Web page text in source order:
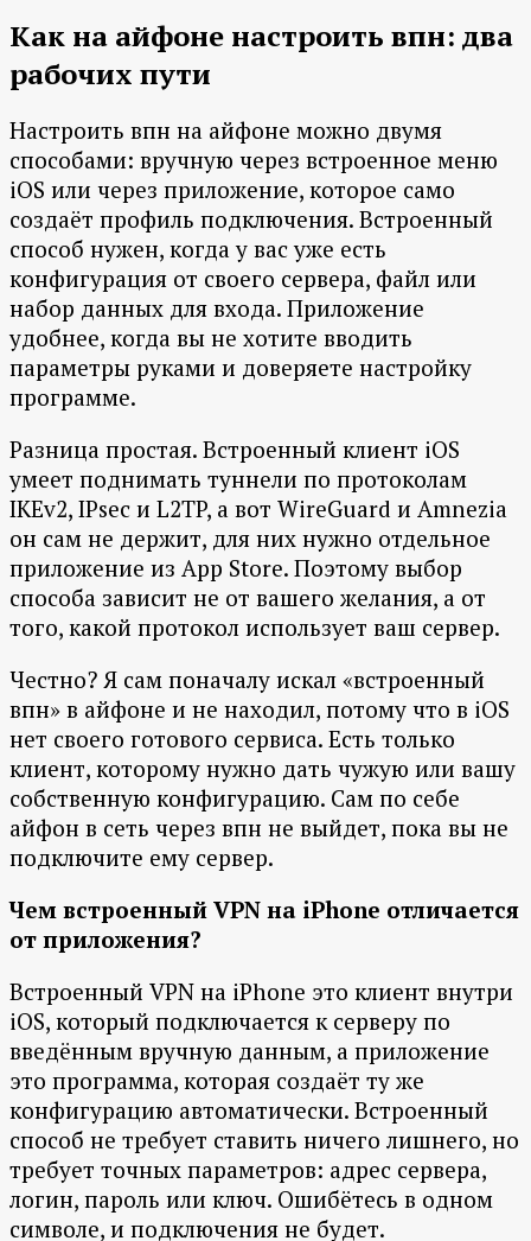
Как на айфоне настроить впн: два
рабочих пути
Настроить впн на айфоне можно двумя
способами: вручную через встроенное меню
iOS или через приложение, которое само
создаёт профиль подключения. Встроенный
способ нужен, когда у вас уже есть
конфигурация от своего сервера, файл или
набор данных для входа. Приложение
удобнее, когда вы не хотите вводить
параметры руками и доверяете настройку
программе.
Разница простая. Встроенный клиент iOS
умеет поднимать туннели по протоколам
IKEv2, IPsec и L2TP, а вот WireGuard и Amnezia
он сам не держит, для них нужно отдельное
приложение из App Store. Поэтому выбор
способа зависит не от вашего желания, а от
того, какой протокол использует ваш сервер.
Честно? Я сам поначалу искал «встроенный
впн» в айфоне и не находил, потому что в iOS
нет своего готового сервиса. Есть только
клиент, которому нужно дать чужую или вашу
собственную конфигурацию. Сам по себе
айфон в сеть через впн не выйдет, пока вы не
подключите ему сервер.
Чем встроенный VPN на iPhone отличается
от приложения?
Встроенный VPN на iPhone это клиент внутри
iOS, который подключается к серверу по
введённым вручную данным, а приложение
это программа, которая создаёт ту же
конфигурацию автоматически. Встроенный
способ не требует ставить ничего лишнего, но
требует точных параметров: адрес сервера,
логин, пароль или ключ. Ошибётесь в одном
символе, и подключения не будет.